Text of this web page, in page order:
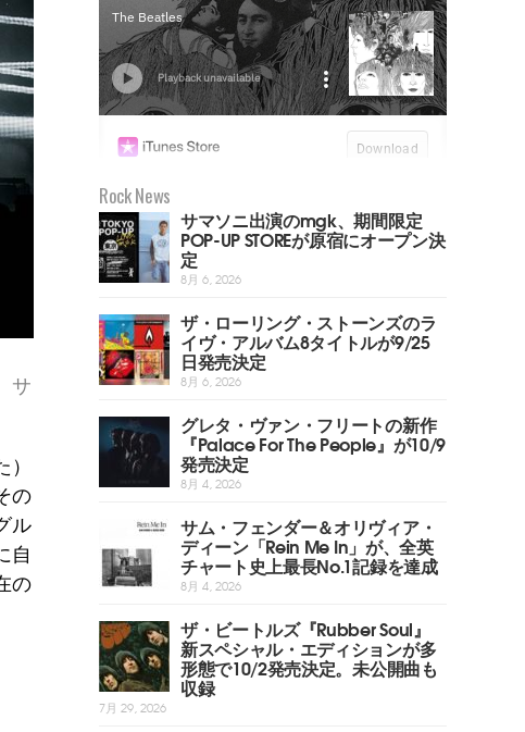
サ
の
ル
自
の
Rock News
サマソニ出演のmgk、期間限定
POP-UP STOREが原宿にオープン決
定
8月 6, 2026
ザ・ローリング・ストーンズのラ
イヴ・アルバム8タイトルが9/25
日発売決定
8月 6, 2026
グレタ・ヴァン・フリートの新作
『Palace For The People』が10/9
発売決定
8月 4, 2026
サム・フェンダー＆オリヴィア・
ディーン「Rein Me In」が、全英
チャート史上最長No.1記録を達成
8月 4, 2026
ザ・ビートルズ『Rubber Soul』
新スペシャル・エディションが多
形態で10/2発売決定。未公開曲も
収録
7月 29, 2026